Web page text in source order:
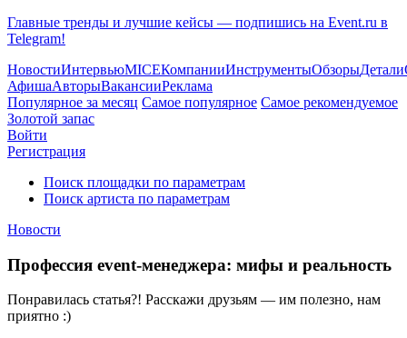
Главные тренды и лучшие кейсы — подпишись на Event.ru в
Telegram!
НовостиИнтервьюMICEКомпанииИнструментыОбзорыДетали
АфишаАвторыВакансииРеклама
Популярное за месяц Самое популярное Самое рекомендуемое
Золотой запас
Войти
Регистрация
Поиск площадки по параметрам
Поиск артиста по параметрам
Новости
Профессия event-менеджера: мифы и реальность
Понравилась статья?! Расскажи друзьям — им полезно, нам
приятно :)